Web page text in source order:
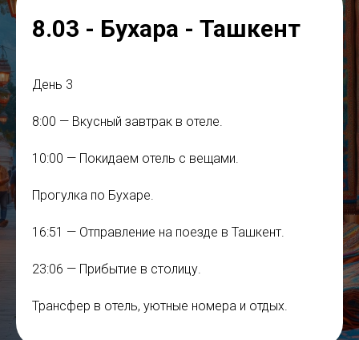
8.03 - Бухара - Ташкент
День 3
8:00 — Вкусный завтрак в отеле.
10:00 — Покидаем отель с вещами.
Прогулка по Бухаре.
16:51 — Отправление на поезде в Ташкент.
23:06 — Прибытие в столицу.
Трансфер в отель, уютные номера и отдых.